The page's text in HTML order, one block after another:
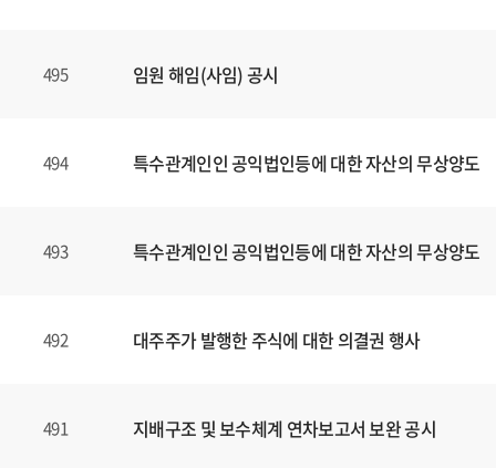
495 임원 해임(사임) 공시
494 특수관계인인 공익법인등에 대한 자산의 무상양도
493 특수관계인인 공익법인등에 대한 자산의 무상양도
492 대주주가 발행한 주식에 대한 의결권 행사
491 지배구조 및 보수체계 연차보고서 보완 공시